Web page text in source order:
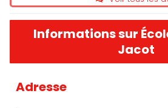
Informations sur
Jacot
Adresse